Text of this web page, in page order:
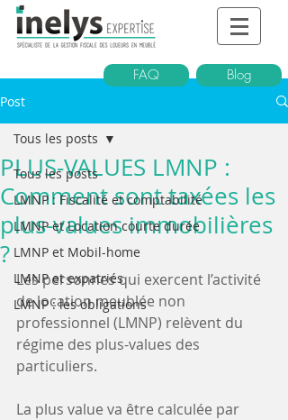
FAQ Blog
Post
Tous les posts
LMNP : Fiscalité et comptabilité
LMNP et Location courte durée
LMNP et Mobil-home
LMNP et expatriés
LMNP : les obligations
Tous les posts
PLUS-VALUES LMNP :
Comment sont taxées les
plus-values immobilières
?
Les personnes qui exercent l’activité
de location meublée non
professionnel (LMNP) relèvent du
régime des plus-values des
particuliers.
La plus value va être calculée par